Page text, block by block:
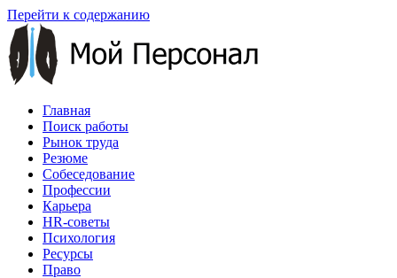
Перейти к содержанию
Главная
Поиск работы
Рынок труда
Резюме
Собеседование
Профессии
Карьера
HR-советы
Психология
Ресурсы
Право